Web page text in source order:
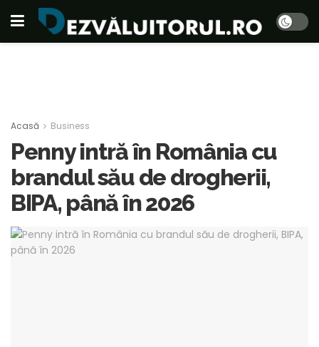
Acasă Business
Penny intră în România cu
brandul său de drogherii,
BIPA, până în 2026